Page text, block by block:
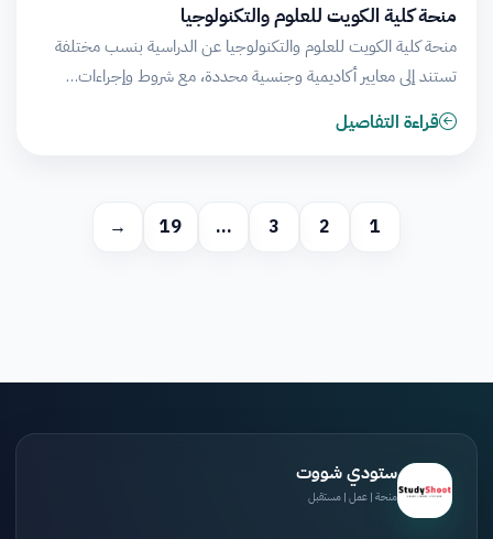
منحة كلية الكويت للعلوم والتكنولوجيا
منحة كلية الكويت للعلوم والتكنولوجيا عن الدراسية بنسب مختلفة
تستند إلى معايير أكاديمية وجنسية محددة، مع شروط وإجراءات…
قراءة التفاصيل
1
2
3
…
19
→
ستودي شووت
منحة | عمل | مستقبل